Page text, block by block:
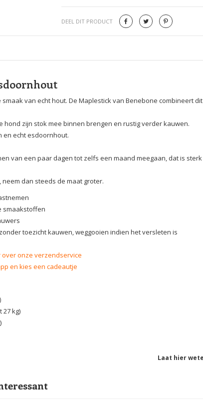
DEEL DIT PRODUCT
van echt hout. De Maplestick van Benebone combineert
hond zijn stok mee binnen brengen en rustig verder kauwen.
en echt esdoornhout.
van een paar dagen tot zelfs een maand meegaan, dat is
dan steeds de maat groter.
smaakstoffen
toezicht kauwen, weggooien indien het versleten is
over onze verzendservice
en kies een cadeautje
27 kg)
Laat hier